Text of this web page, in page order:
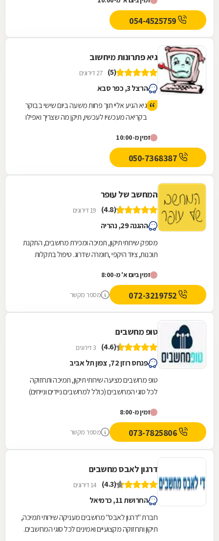
ובדיקה...
גיא פתרונות מיחשוב
(5) 27 דירוגים
הרצל 3, כפר סבא
גיא הגיע אליי תוך פחות משעה ביום שישי בבוקר
בקריאה מעכשיו לעכשיו, תיקן מה שצריך ואפילו
כבל ישן או ברגים חסרים, לקח מחיר הגון ביותר
והכל עם שירות וחיוך מצוינים. מעכשיו יש לי טכנאי
מחשבים קבוע וממליץ גם לכם :)
זמין מ-10:00
המחשב של עופר
(4.8) 19 דירוגים
ההגנה 29, נהריה
מספק שירותי תיקון, תמיכה ומכירת מחשבים, התקנת
תוכנות, ציוד היקפי ,חומרה שדרוג. טיפול בתקלות
זמין ביום א' מ-8:00
מספר מקשר
טופ מחשבים
(4.6) 3 דירוגים
פנחס רוזן 72, צפון תל אביב
טופ מחשבים מציעה שירותי תיקון, תמיכה ותחזוקה
לכל סוגי המחשבים (כולל למחשבים ניידים ונייחים)
זמין מ-8:00
מספר מקשר
דרגון לאבס מחשבים
(4.3) 14 דירוגים
החרושת 11, כרמיאל
חברת "דרגון לאבס" מחשבים מעניקה שירותי תמיכה,
תיקון ותחזוקה מקצועיים ואמינים לכל סוגי המחשבים.